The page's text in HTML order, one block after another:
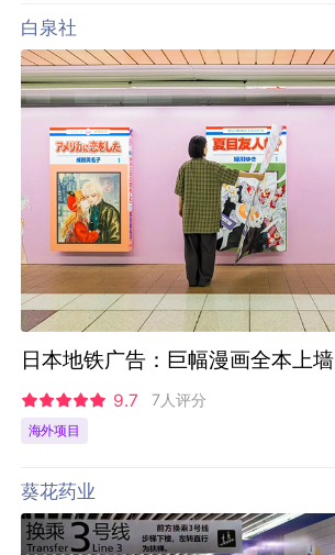
白泉社
日本地铁广告：巨幅漫画全本上墙
9.7 7人评分
海外项目
葵花药业